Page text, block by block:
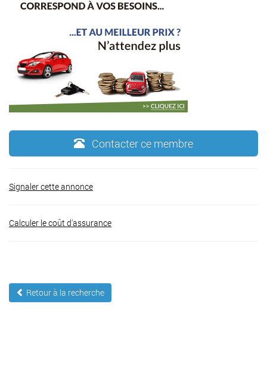
Contacter ce membre
Signaler cette annonce
Calculer le coût d'assurance
Retour à la recherche